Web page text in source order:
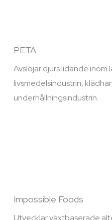
PETA
Avslöjar djurs lidande inom
livsmedelsindustrin,
underhållningsindustrin.
Impossible Foods
Utvecklar växtbaserade